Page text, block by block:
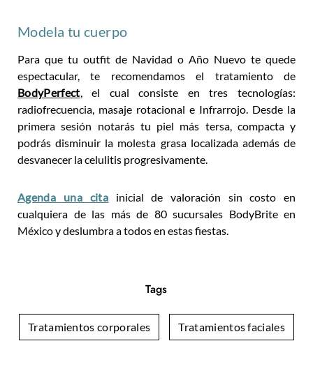
Modela tu cuerpo
Para que tu outfit de Navidad o Año Nuevo te quede
espectacular, te recomendamos el tratamiento de
BodyPerfect, el cual consiste en tres tecnologías:
radiofrecuencia, masaje rotacional e Infrarrojo. Desde la
primera sesión notarás tu piel más tersa, compacta y
podrás disminuir la molesta grasa localizada además de
desvanecer la celulitis progresivamente.
Agenda una cita inicial de valoración sin costo en
cualquiera de las más de 80 sucursales BodyBrite en
México y deslumbra a todos en estas fiestas.
Tags
Tratamientos corporales Tratamientos faciales